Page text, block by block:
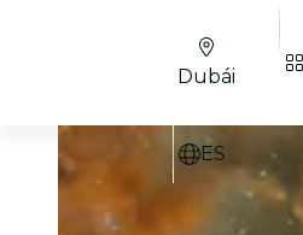
Dubái
ES